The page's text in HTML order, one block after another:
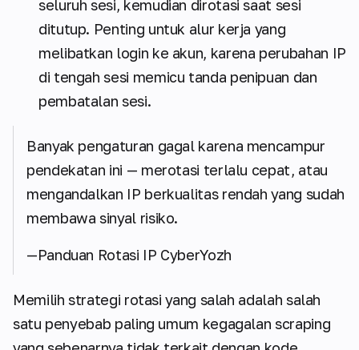
seluruh sesi, kemudian dirotasi saat sesi
ditutup. Penting untuk alur kerja yang
melibatkan login ke akun, karena perubahan IP
di tengah sesi memicu tanda penipuan dan
pembatalan sesi.
Banyak pengaturan gagal karena mencampur
pendekatan ini — merotasi terlalu cepat, atau
mengandalkan IP berkualitas rendah yang sudah
membawa sinyal risiko.
—Panduan Rotasi IP CyberYozh
Memilih strategi rotasi yang salah adalah salah
satu penyebab paling umum kegagalan scraping